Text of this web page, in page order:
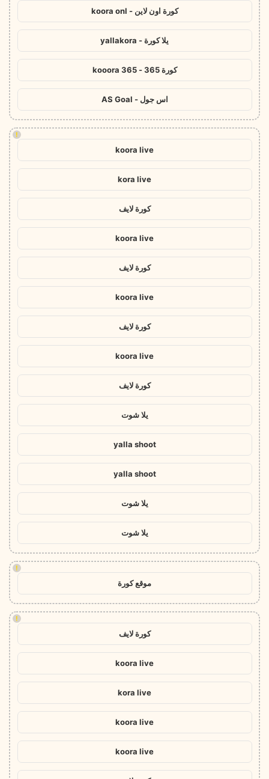
كورة اون لاين - koora onl
يلا كورة - yallakora
كورة 365 - kooora 365
اس جول - AS Goal
!
koora live
kora live
كورة لايف
koora live
كورة لايف
koora live
كورة لايف
koora live
كورة لايف
يلا شوت
yalla shoot
yalla shoot
يلا شوت
يلا شوت
!
موقع كورة
!
كورة لايف
koora live
kora live
koora live
koora live